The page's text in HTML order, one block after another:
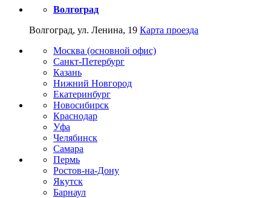
Волгоград
Волгоград, ул. Ленина, 19 Карта проезда
Москва (основной офис)
Санкт-Петербург
Казань
Нижний Новгород
Екатеринбург
Новосибирск
Краснодар
Уфа
Челябинск
Самара
Пермь
Ростов-на-Дону
Якутск
Барнаул